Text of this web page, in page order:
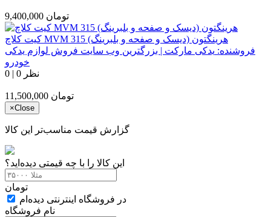
9,400,000 تومان
کیت کلاچ MVM 315 هرینگتون (دیسک و صفحه و بلبرینگ)
فروشنده: یدکی مارکت | بزرگترین وب سایت فروش لوازم یدکی
خودرو
0 | 0 نظر
11,500,000 تومان
×Close
گزارش قیمت مناسب‌تر این کالا
این کالا را با چه قیمتی دیده‌اید؟
تومان
در فروشگاه اینترنتی دیده‌ام
نام فروشگاه